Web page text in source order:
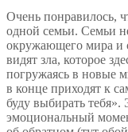
Очень понравилось,
одной семьи. Семьи
окружающего мира и
видят зла, которое
погружаясь в новые
в конце приходят к
буду выбирать
эмоциональный